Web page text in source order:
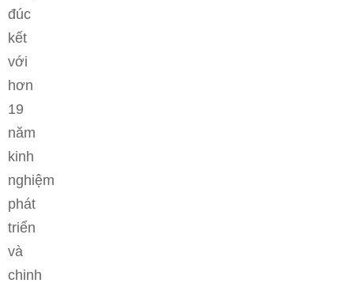
đúc
kết
với
hơn
19
năm
kinh
nghiệm
phát
triển
và
chinh